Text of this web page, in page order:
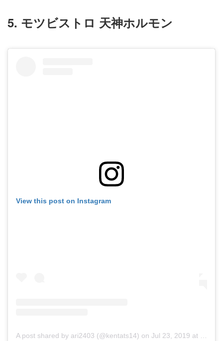
5. モツビストロ 天神ホルモン
View this post on Instagram
A post shared by ari2403 (@kentats14) on Jul 23, 2019 at 5:50am PDT